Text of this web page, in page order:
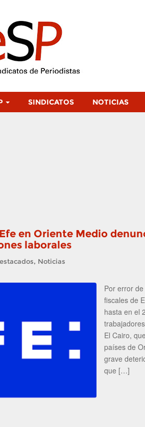
SINDICATOS NOTICIAS
en Oriente Medio
laborales
, Noticias
Por error
fiscales de
hasta en el
El Cairo,
países de
grave
que […]